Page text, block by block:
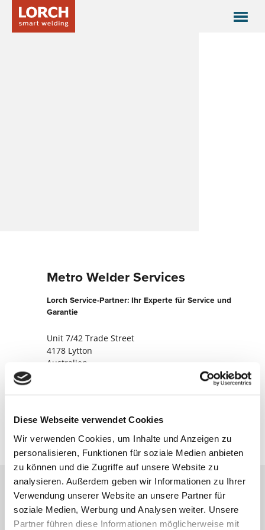
Diese Webseite verwendet Cookies
Wir verwenden Cookies, um Inhalte und Anzeigen zu
personalisieren, Funktionen für soziale Medien anbieten
zu können und die Zugriffe auf unsere Website zu
analysieren. Außerdem geben wir Informationen zu Ihrer
Verwendung unserer Website an unsere Partner für
soziale Medien, Werbung und Analysen weiter. Unsere
Partner führen diese Informationen möglicherweise mit
Metro Welder Services
Lorch Service-Partner: Ihr Experte für Service und
Garantie
Unit 7/42 Trade Street
4178 Lytton
Australien
Jetzt kontaktieren
Kontaktieren Sie uns über unser Online-
Formular und wir melden uns umgehend